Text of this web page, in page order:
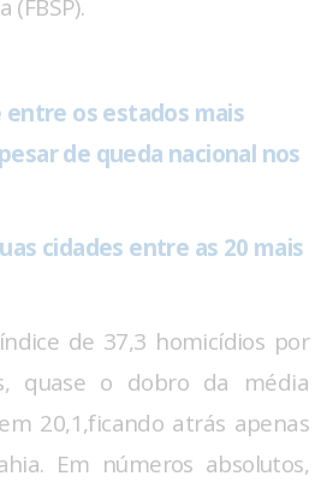
(FBSP).
entre os estados mais
de queda nacional nos
cidades entre as 20 mais
de 37,3 homicídios por
quase o dobro da média
20,1,ficando atrás apenas
Em números absolutos,